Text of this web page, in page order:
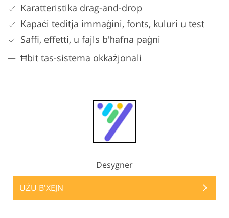
Karatteristika drag-and-drop
Kapaċi teditja immaġini, fonts, kuluri u test
Saffi, effetti, u fajls b'ħafna paġni
Ħbit tas-sistema okkażjonali
Desygner
UŻU B'XEJN